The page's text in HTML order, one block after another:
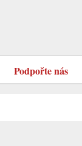
Podpořte nás